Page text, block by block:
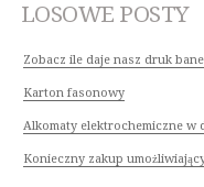
LOSOWE POSTY
Zobacz ile daje nasz druk
Karton fasonowy
Alkomaty elektrochemiczne w
Konieczny zakup